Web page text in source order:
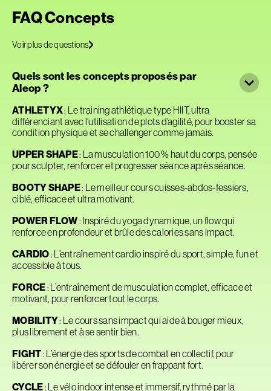
FAQ Concepts
Voir plus de questions
Quels sont les concepts proposés par
Aleop ?
ATHLETYX: Le training athlétique type HIIT, ultra
différenciant avec l’utilisation de plots d’agilité, pour booster sa
condition physique et se challenger comme jamais.
UPPER SHAPE: La musculation 100 % haut du corps, pensée
pour sculpter, renforcer et progresser séance après séance.
BOOTY SHAPE: Le meilleur cours cuisses-abdos-fessiers,
ciblé, efficace et ultra motivant.
POWER FLOW: Inspiré du yoga dynamique, un flow qui
renforce en profondeur et brûle des calories sans impact.
CARDIO: L’entraînement cardio inspiré du sport, simple, fun et
accessible à tous.
FORCE: L’entraînement de musculation complet, efficace et
motivant, pour renforcer tout le corps.
MOBILITY: Le cours sans impact qui aide à bouger mieux,
plus librement et à se sentir bien.
FIGHT: L’énergie des sports de combat en collectif, pour
libérer son énergie et se défouler en frappant fort.
CYCLE: Le vélo indoor intense et immersif, rythmé par la